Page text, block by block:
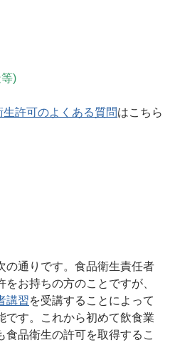
)
生許可のよくある質問はこちら
の通りです。食品衛生責任者
お持ちの方のことですが、
講習を受講することによって
です。これから初めて飲食業
食品衛生の許可を取得するこ